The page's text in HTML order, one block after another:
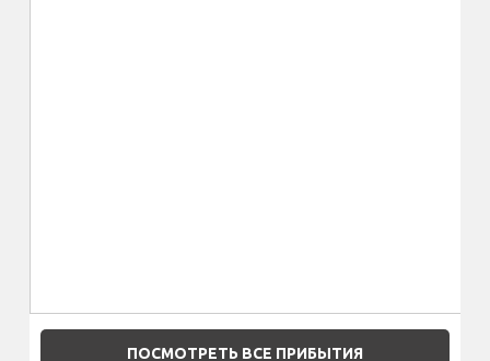
ПОСМОТРЕТЬ ВСЕ ПРИБЫТИЯ